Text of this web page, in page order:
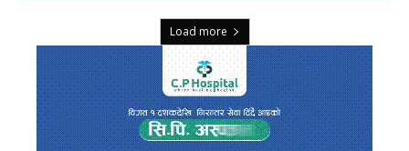
Load more